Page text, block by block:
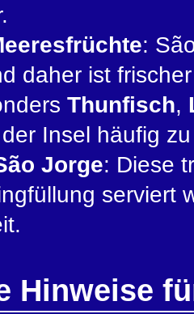
:
daher ist
Thunfisch,
Insel häufig
Jorge: Diese
serviert
Hinweise